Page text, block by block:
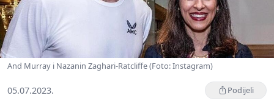
And Murray i Nazanin Zaghari-Ratcliffe (Foto: Instagram)
05.07.2023. Podijeli